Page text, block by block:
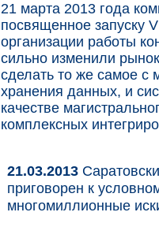
21 марта 2013 года
посвященное запуску
организации работы
сильно изменили
сделать то же самое с
хранения данных, и
качестве
комплексных
21.03.2013
приговорен к
многомиллионные